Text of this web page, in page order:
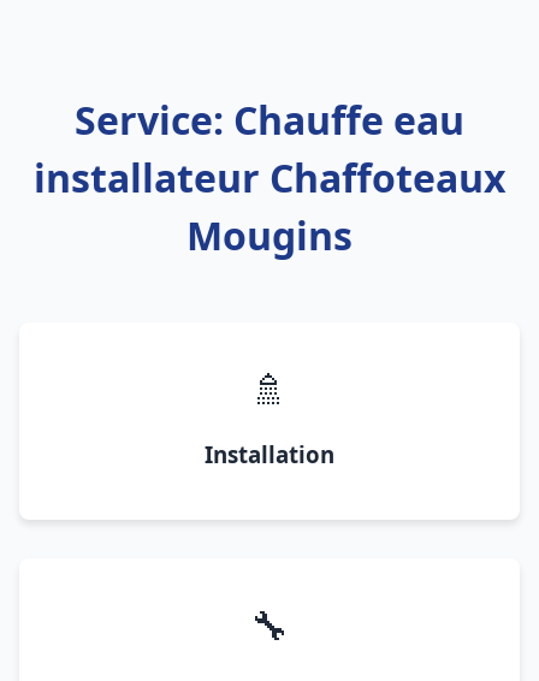
Service: Chauffe eau
installateur Chaffoteaux
Mougins
🚿
Installation
🔧